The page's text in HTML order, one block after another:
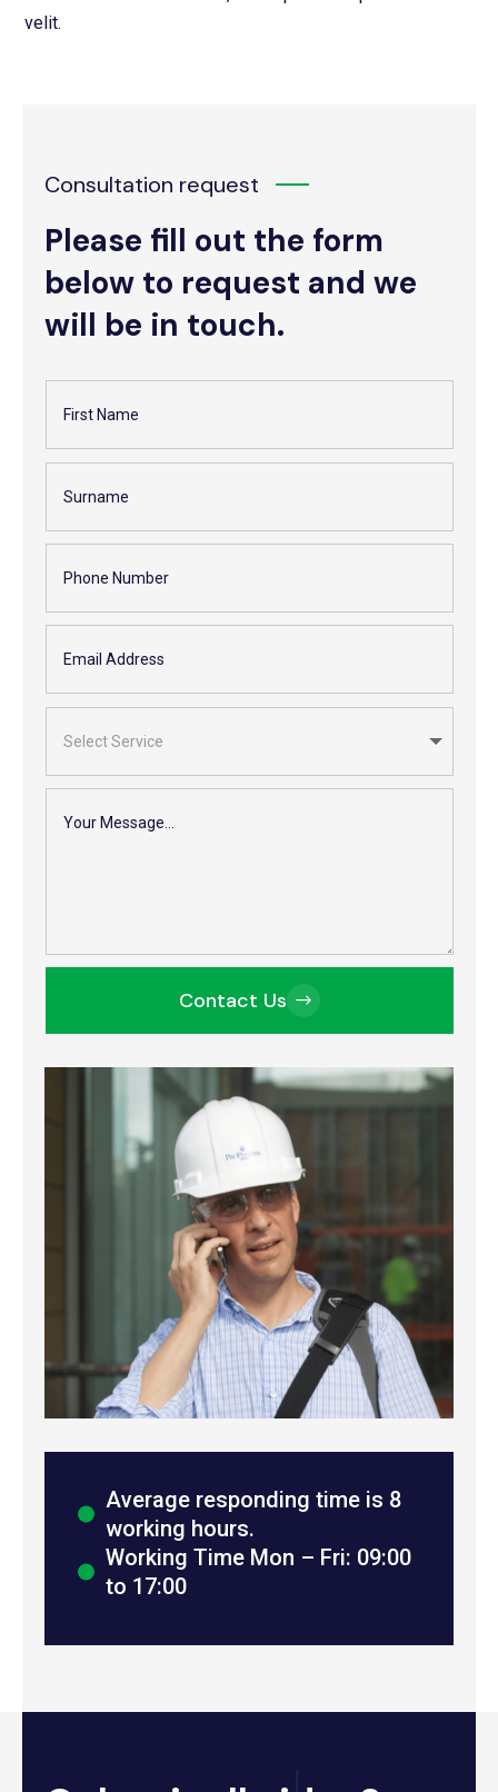
velit.
Consultation request
Please fill out the form
below to request and we
will be in touch.
Contact Us
Average responding time is 8
working hours.
Working Time Mon – Fri: 09:00
to 17:00